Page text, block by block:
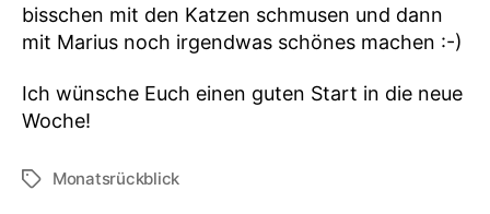
bisschen mit den Katzen schmusen und dann
mit Marius noch irgendwas schönes machen :-)
Ich wünsche Euch einen guten Start in die neue
Woche!
Schlagwörter
Monatsrückblick